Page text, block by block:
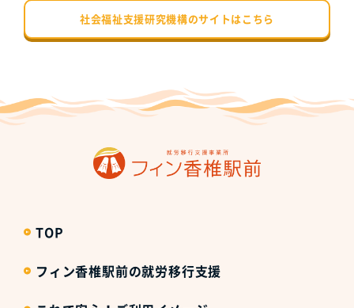
社会福祉支援研究機構のサイトはこちら
TOP
フィン香椎駅前の就労移行支援